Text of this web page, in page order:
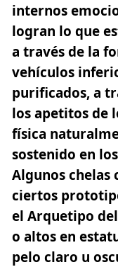
internos
logran lo que
a través de la
vehículos
purificados, a
los apetitos de
física
sostenido en
Algunos chelas
ciertos
el Arquetipo
o altos en
pelo claro u